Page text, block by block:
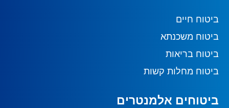
ביטוח חיים
ביטוח משכנתא
ביטוח בריאות
ביטוח מחלות קשות
ביטוחים אלמנטרים